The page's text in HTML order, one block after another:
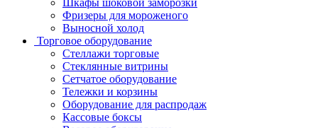
Шкафы шоковой заморозки
Фризеры для мороженого
Выносной холод
Торговое оборудование
Стеллажи торговые
Стеклянные витрины
Сетчатое оборудование
Тележки и корзины
Оборудование для распродаж
Кассовые боксы